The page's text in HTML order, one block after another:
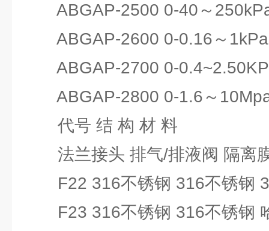
ABGAP-2500 0-40～
ABGAP-2600 0-0.16～1kPa
ABGAP-2700 0-
ABGAP-2800 0-1.6～
代号 结 构 材 料
法兰接头 排气/排液阀 隔离
F22 316不锈钢 316不锈钢
F23 316不锈钢 316不锈钢